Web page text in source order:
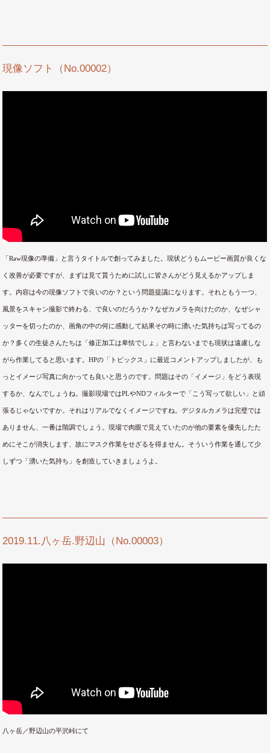
現像ソフト（No.00002）
「Raw現像の準備」と言うタイトルで創ってみました。現状どうもムービー画質が良くな
く改善が必要ですが、まずは見て貰うために試しに皆さんがどう見えるかアップしま
す。内容は今の現像ソフトで良いのか？という問題提議になります。それともう一つ、
風景をスキャン撮影で終わる、で良いのだろうか？なぜカメラを向けたのか、なぜシャ
ッターを切ったのか、画角の中の何に感動して結果その時に湧いた気持ちは写ってるの
か？多くの生徒さんたちは「修正加工は卑怯でしょ」と言わないまでも現状は遠慮しな
がら作業してると思います。HPの「トピックス」に最近コメントアップしましたが、も
っとイメージ写真に向かっても良いと思うのです。問題はその「イメージ」をどう表現
するか、なんでしょうね。撮影現場ではPLやNDフィルターで「こう写って欲しい」と頑
張るじゃないですか。それはリアルでなくイメージですね。デジタルカメラは完璧では
ありません、一番は階調でしょう。現場で肉眼で見えていたのが他の要素を優先したた
めにそこが消失します、故にマスク作業をせざるを得ません。そういう作業を通して少
しずつ「湧いた気持ち」を創造していきましょうよ。
2019.11.八ヶ岳.野辺山（No.00003）
八ヶ岳／野辺山の平沢峠にて